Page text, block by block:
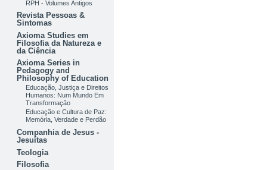
RPH - Volumes Antigos
Revista Pessoas &
Sintomas
Axioma Studies em
Filosofia da Natureza e
da Ciência
Axioma Series in
Pedagogy and
Philosophy of Education
Educação, Justiça e Direitos
Humanos: Num Mundo Em
Transformação
Educação e Cultura de Paz:
Memória, Verdade e Perdão
Companhia de Jesus -
Jesuítas
Teologia
Filosofia